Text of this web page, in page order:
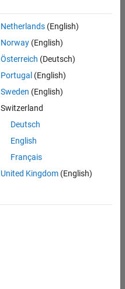
Netherlands(English)
Norway(English)
Österreich (Deutsch)
Portugal (English)
Sweden (English)
Switzerland
Deutsch
English
Français
United Kingdom(English)